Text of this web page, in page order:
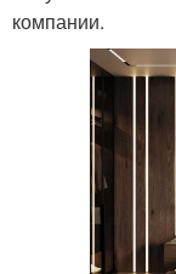
компании.